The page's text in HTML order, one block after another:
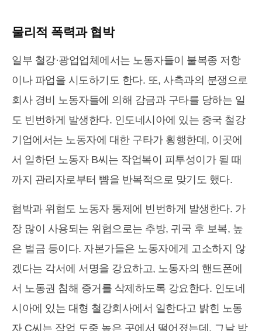
물리적 폭력과 협박
일부 철강·광업업체에서는 노동자들이 불복종 저항
이나 파업을 시도하기도 한다. 또, 사측과의 분쟁으로
회사 경비 노동자들에 의해 감금과 구타를 당하는 일
도 빈번하게 발생한다. 인도네시아에 있는 중국 철강
기업에서는 노동자에 대한 구타가 횡행한데, 이곳에
서 일하던 노동자 B씨는 작업복이 피투성이가 될 때
까지 관리자로부터 뺨을 반복적으로 맞기도 했다.
협박과 위협도 노동자 통제에 빈번하게 발생한다. 가
장 많이 사용되는 위협으로는 추방, 귀국 후 보복, 높
은 벌금 등이다. 자본가들은 노동자에게 고소하지 않
겠다는 각서에 서명을 강요하고, 노동자의 핸드폰에
서 노동권 침해 증거를 삭제하도록 강요한다. 인도네
시아에 있는 대형 철강회사에서 일한다고 밝힌 노동
자 C씨는 작업 도중 높은 곳에서 떨어졌는데, 그날 밤